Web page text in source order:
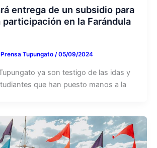
entrega de un subsidio para
participación en la Farándula
Tupungato /05/09/2024
ya son testigo de las idas y
que han puesto manos a la